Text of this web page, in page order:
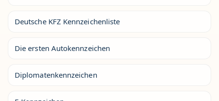
Deutsche KFZ Kennzeichenliste
Die ersten Autokennzeichen
Diplomatenkennzeichen